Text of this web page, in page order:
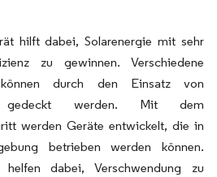
hilft dabei, Solarenergie mit sehr
zu gewinnen. Verschiedene
können durch den Einsatz von
gedeckt werden. Mit dem
werden Geräte entwickelt, die in
betrieben werden können.
helfen dabei, Verschwendung zu